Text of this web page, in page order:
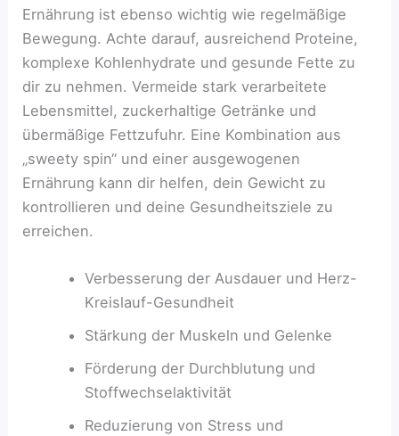
Ernährung ist ebenso wichtig wie regelmäßige
Bewegung. Achte darauf, ausreichend Proteine,
komplexe Kohlenhydrate und gesunde Fette zu
dir zu nehmen. Vermeide stark verarbeitete
Lebensmittel, zuckerhaltige Getränke und
übermäßige Fettzufuhr. Eine Kombination aus
„sweety spin“ und einer ausgewogenen
Ernährung kann dir helfen, dein Gewicht zu
kontrollieren und deine Gesundheitsziele zu
erreichen.
Verbesserung der Ausdauer und Herz-
Kreislauf-Gesundheit
Stärkung der Muskeln und Gelenke
Förderung der Durchblutung und
Stoffwechselaktivität
Reduzierung von Stress und